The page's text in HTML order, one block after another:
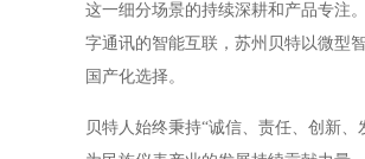
这一细分场景的持续深耕和产品专注
字通讯的智能互联，苏州贝特以微型
国产化选择。
贝特人始终秉持“诚信、责任、创新